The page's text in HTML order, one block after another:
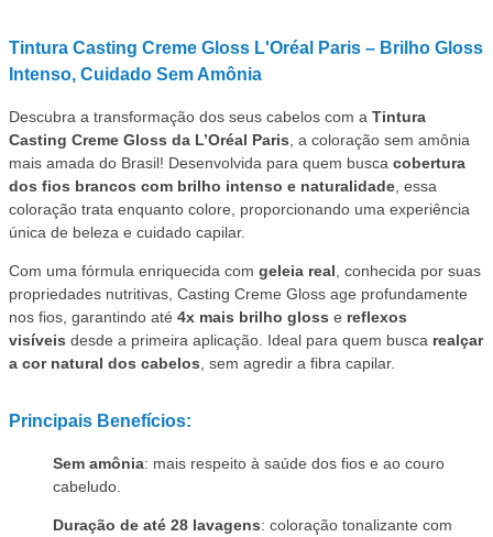
Tintura Casting Creme Gloss L'Oréal Paris – Brilho Gloss
Intenso, Cuidado Sem Amônia
Descubra a transformação dos seus cabelos com a Tintura
Casting Creme Gloss da L’Oréal Paris , a coloração sem amônia
mais amada do Brasil! Desenvolvida para quem busca cobertura
dos fios brancos com brilho intenso e naturalidade , essa
coloração trata enquanto colore, proporcionando uma experiência
única de beleza e cuidado capilar.
Com uma fórmula enriquecida com geleia real , conhecida por suas
propriedades nutritivas, Casting Creme Gloss age profundamente
nos fios, garantindo até 4x mais brilho gloss e reflexos
visíveis desde a primeira aplicação. Ideal para quem busca realçar
a cor natural dos cabelos , sem agredir a fibra capilar.
Principais Benefícios:
Sem amônia: mais respeito à saúde dos fios e ao couro
cabeludo.
Duração de até 28 lavagens: coloração tonalizante com